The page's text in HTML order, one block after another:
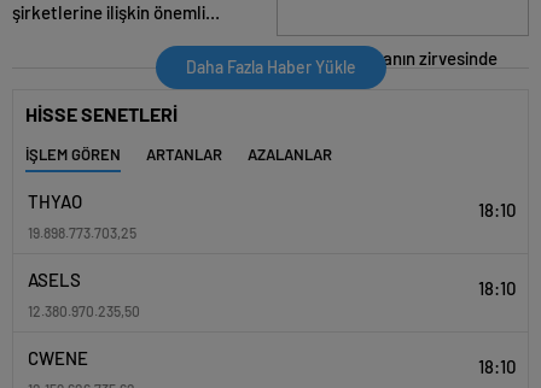
şirketlerine ilişkin önemli
Petrol 12 haftanın zirvesinde
Daha Fazla Haber Yükle
HİSSE SENETLERİ
İŞLEM GÖREN ARTANLAR AZALANLAR
THYAO
19.898.773.703,25
18:10
ASELS
12.380.970.235,50
18:10
CWENE 18:10